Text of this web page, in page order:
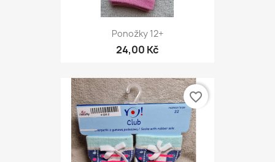
Ponožky 12+
24,00 Kč
favorite_border